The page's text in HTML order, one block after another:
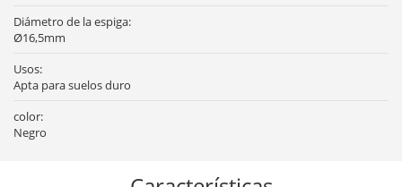
Diámetro de la espiga:
Ø16,5mm
Usos:
Apta para suelos duro
color:
Negro